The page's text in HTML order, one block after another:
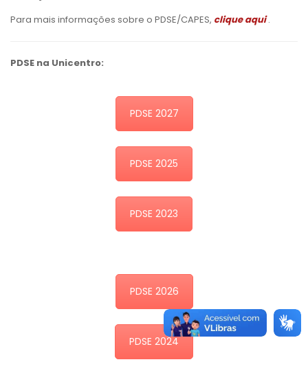
Para mais informações sobre o PDSE/CAPES, clique aqui.
PDSE na Unicentro:
PDSE 2027
PDSE 2025
PDSE 2023
PDSE 2026
PDSE 2024